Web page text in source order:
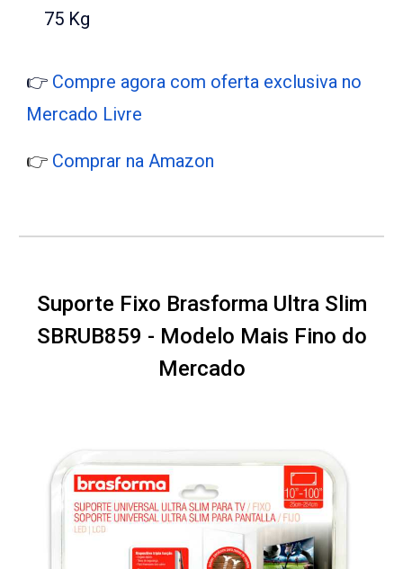
75 Kg
👉 Compre agora com oferta exclusiva no
Mercado Livre
👉 Comprar na Amazon
Suporte Fixo Brasforma Ultra Slim
SBRUB859 - Modelo Mais Fino do
Mercado